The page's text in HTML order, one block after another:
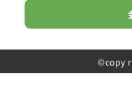
©️copy